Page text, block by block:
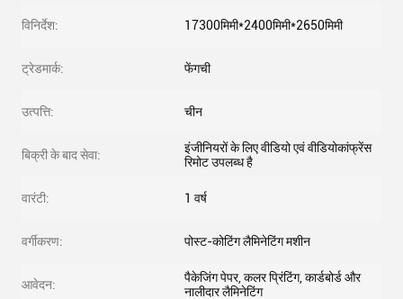
विनिर्देश: 17300मिमी*2400मिमी*2650मिमी
ट्रेडमार्क: फेंगची
उत्पत्ति: चीन
बिक्री के बाद सेवा:
इंजीनियरों के लिए वीडियो एवं वीडियोकांफ्रेंस
रिमोट उपलब्ध है
वारंटी: 1 वर्ष
वर्गीकरण: पोस्ट-कोटिंग लैमिनेटिंग मशीन
आवेदन:
पैकेजिंग पेपर, कलर प्रिंटिंग, कार्डबोर्ड और
नालीदार लैमिनेटिंग